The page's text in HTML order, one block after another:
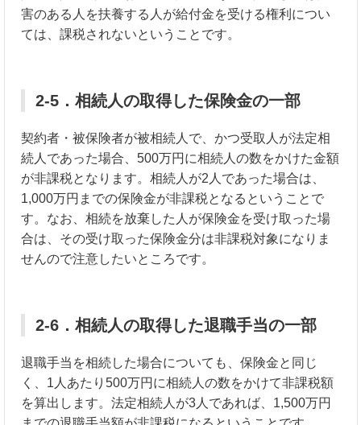
害のある人を扶養する人が給付金を受ける権利につい
ては、課税されないということです。
2-5．相続人の取得した保険金の一部
契約者・被保険者が被相続人で、かつ受取人が法定相
続人であった場合、500万円に相続人の数をかけた金額
が非課税となります。相続人が2人であった場合は、
1,000万円までの保険金が非課税となるということで
す。なお、相続を放棄した人が保険金を受け取った場
合は、その受け取った保険金分は非課税対象になりま
せんので注意したいところです。
2-6．相続人の取得した退職手当の一部
退職手当を相続した場合についても、保険金と同じ
く、1人あたり500万円に相続人の数をかけて非課税額
を算出します。法定相続人が3人であれば、1,500万円